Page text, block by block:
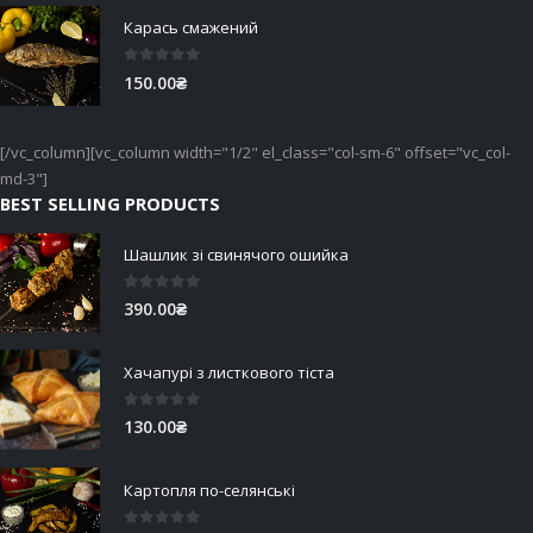
Карась смажений
150.00₴
[/vc_column][vc_column width="1/2" el_class="col-sm-6" offset="vc_col-
md-3"]
BEST SELLING PRODUCTS
Шашлик зі свинячого ошийка
0 out of 5
390.00₴
Хачапурі з листкового тіста
0 out of 5
130.00₴
Картопля по-селянські